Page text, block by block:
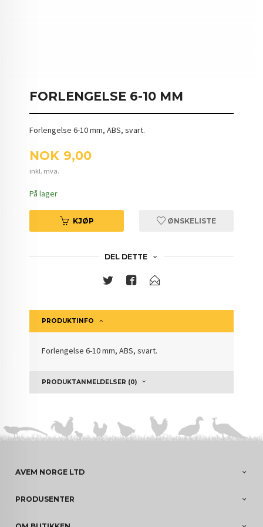
FORLENGELSE 6-10 MM
Forlengelse 6-10 mm, ABS, svart.
Pris
NOK 9,00
inkl. mva.
På lager
KJØP ØNSKELISTE
DEL DETTE
PRODUKTINFO
Forlengelse 6-10 mm, ABS, svart.
PRODUKTANMELDELSER (0)
AVEM NORGE LTD
PRODUSENTER